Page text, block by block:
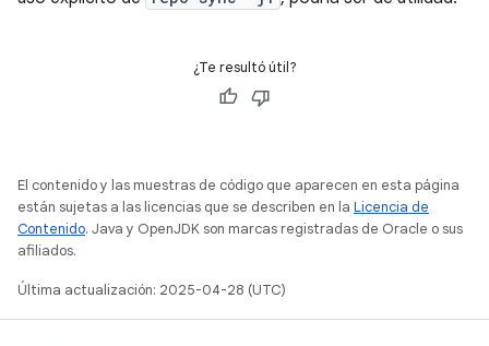
¿Te resultó útil?
El contenido y las muestras de código que aparecen en esta página
están sujetas a las licencias que se describen en la Licencia de
Contenido. Java y OpenJDK son marcas registradas de Oracle o sus
afiliados.
Última actualización: 2025-04-28 (UTC)